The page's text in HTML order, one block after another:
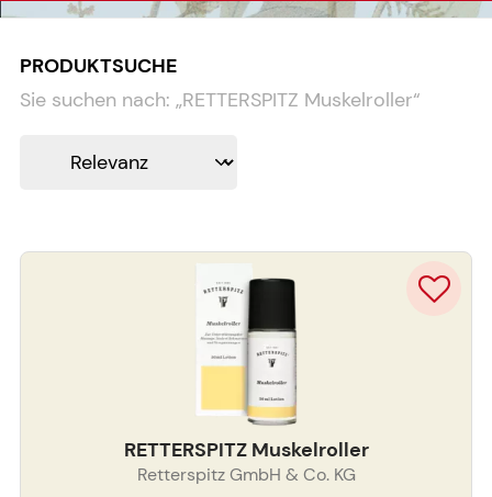
PRODUKTSUCHE
Sie suchen nach: „RETTERSPITZ Muskelroller“
RETTERSPITZ Muskelroller
Retterspitz GmbH & Co. KG